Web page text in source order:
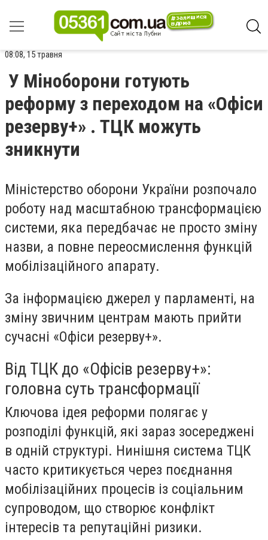
08:08, 15 травня
У Міноборони готують
реформу з переходом на «Офіси
резерву+» . ТЦК можуть
зникнути
Міністерство оборони України розпочало
роботу над масштабною трансформацією
системи, яка передбачає не просто зміну
назви, а повне переосмислення функцій
мобілізаційного апарату.
За інформацією джерел у парламенті, на
зміну звичним центрам мають прийти
сучасні «Офіси резерву+».
Від ТЦК до «Офісів резерву+»:
головна суть трансформації
Ключова ідея реформи полягає у
розподілі функцій, які зараз зосереджені
в одній структурі. Нинішня система ТЦК
часто критикується через поєднання
мобілізаційних процесів із соціальним
супроводом, що створює конфлікт
інтересів та репутаційні ризики.